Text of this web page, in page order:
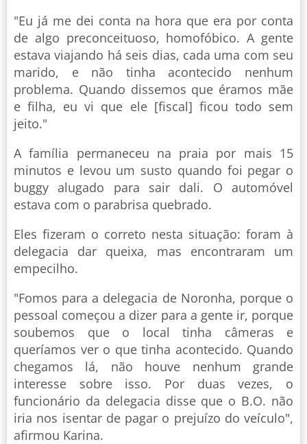
"Eu já me dei conta na hora que era por conta
de algo preconceituoso, homofóbico. A gente
estava viajando há seis dias, cada uma com seu
marido, e não tinha acontecido nenhum
problema. Quando dissemos que éramos mãe
e filha, eu vi que ele [fiscal] ficou todo sem
jeito."
A família permaneceu na praia por mais 15
minutos e levou um susto quando foi pegar o
buggy alugado para sair dali. O automóvel
estava com o parabrisa quebrado.
Eles fizeram o correto nesta situação: foram à
delegacia dar queixa, mas encontraram um
empecilho.
"Fomos para a delegacia de Noronha, porque o
pessoal começou a dizer para a gente ir, porque
soubemos que o local tinha câmeras e
queríamos ver o que tinha acontecido. Quando
chegamos lá, não houve nenhum grande
interesse sobre isso. Por duas vezes, o
funcionário da delegacia disse que o B.O. não
iria nos isentar de pagar o prejuízo do veículo",
afirmou Karina.